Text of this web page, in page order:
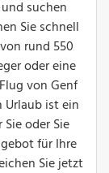
suchen
Sie schnell
rund 550
oder eine
von Genf
Urlaub ist ein
oder Sie
für Ihre
Sie jetzt